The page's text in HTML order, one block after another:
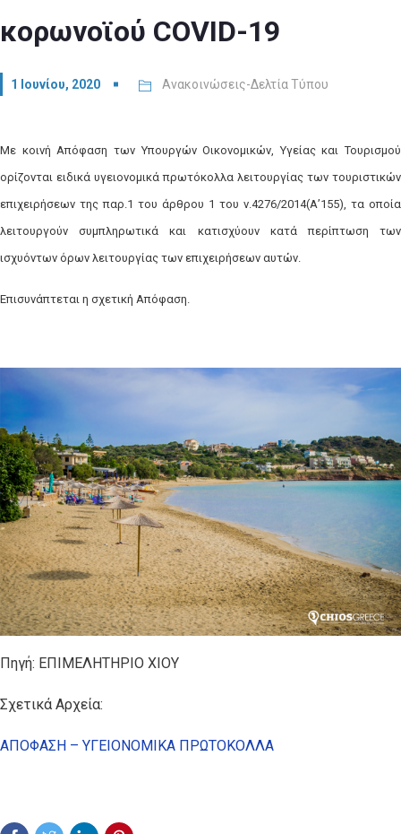
κορωνοϊού COVID-19
1 Ιουνίου, 2020 Ανακοινώσεις-Δελτία Τύπου
Με κοινή Απόφαση των Υπουργών Οικονομικών, Υγείας και Τουρισμού
ορίζονται ειδικά υγειονομικά πρωτόκολλα λειτουργίας των τουριστικών
επιχειρήσεων της παρ.1 του άρθρου 1 του ν.4276/2014(Α’155), τα οποία
λειτουργούν συμπληρωτικά και κατισχύουν κατά περίπτωση των
ισχυόντων όρων λειτουργίας των επιχειρήσεων αυτών.
Επισυνάπτεται η σχετική Απόφαση.
Πηγή: ΕΠΙΜΕΛΗΤΗΡΙΟ ΧΙΟΥ
Σχετικά Αρχεία:
ΑΠΟΦΑΣΗ – ΥΓΕΙΟΝΟΜΙΚΑ ΠΡΩΤΟΚΟΛΛΑ